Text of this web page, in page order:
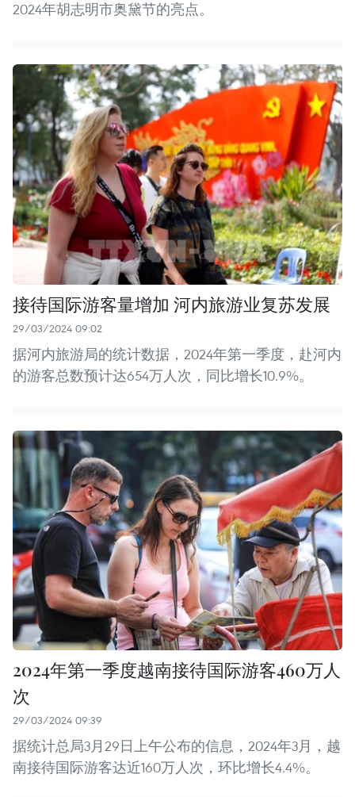
2024年胡志明市奥黛节的亮点。
接待国际游客量增加 河内旅游业复苏发展
29/03/2024 09:02
据河内旅游局的统计数据，2024年第一季度，赴河内
的游客总数预计达654万人次，同比增长10.9%。
2024年第一季度越南接待国际游客460万人
次
29/03/2024 09:39
据统计总局3月29日上午公布的信息，2024年3月，越
南接待国际游客达近160万人次，环比增长4.4%。